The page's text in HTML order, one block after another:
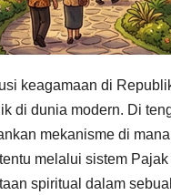
keagamaan di
di dunia modern. Di
mekanisme di
melalui sistem
spiritual dalam